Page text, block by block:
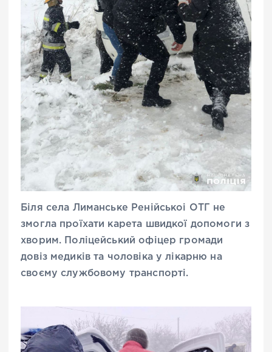
Біля села Лиманське Ренійськоі ОТГ не
змогла проїхати карета швидкої допомоги з
хворим. Поліцейський офіцер громади
довіз медиків та чоловіка у лікарню на
своєму службовому транспорті.